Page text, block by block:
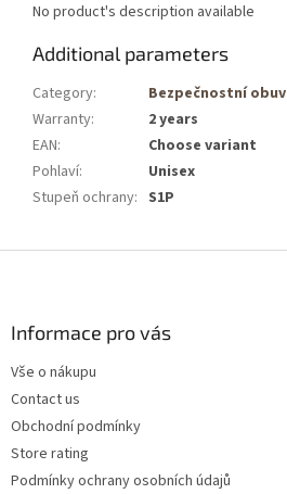
No product's description available
Additional parameters
Category:
Bezpečnostní obuv
Warranty:
2 years
EAN:
Choose variant
Pohlaví:
Unisex
Stupeň ochrany: S1P
Informace pro vás
Vše o nákupu
Contact us
Obchodní podmínky
Store rating
Podmínky ochrany osobních údajů